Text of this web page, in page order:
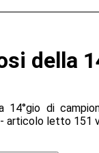
della
14°gio di
articolo letto 151